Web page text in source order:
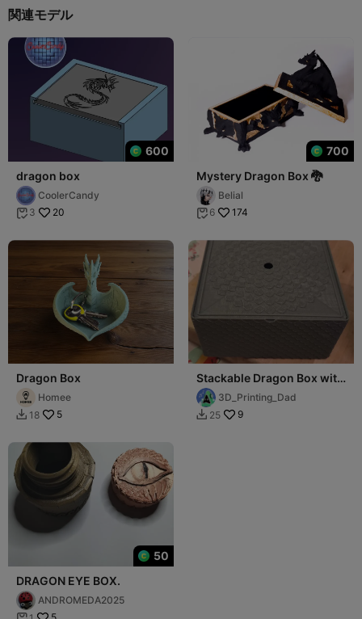
関連モデル
600
dragon box
CoolerCandy
 3 20
700
Mystery Dragon Box 🐉
Belial
 6 174
Dragon Box
Homee
 18 5
Stackable Dragon Box with
lid
3D_Printing_Dad
 25 9
50
DRAGON EYE BOX.
ANDROMEDA2025